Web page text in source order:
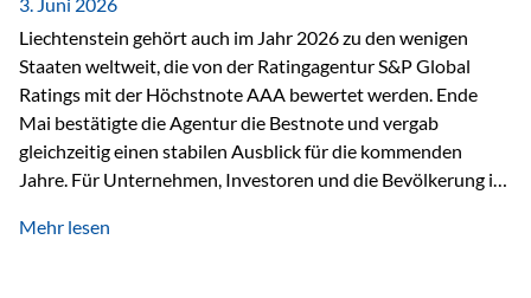
Liechtenstein gehört auch im Jahr 2026 zu den wenigen
Staaten weltweit, die von der Ratingagentur S&P Global
Ratings mit der Höchstnote AAA bewertet werden. Ende
Mai bestätigte die Agentur die Bestnote und vergab
gleichzeitig einen stabilen Ausblick für die kommenden
Jahre. Für Unternehmen, Investoren und die Bevölkerung ist
finanzielle Stabilität des Landes sowie das Vertrauen
Mehr lesen